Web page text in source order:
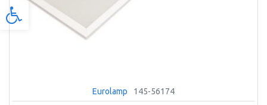
Προσβασιμότητα
Eurolamp 145-56174